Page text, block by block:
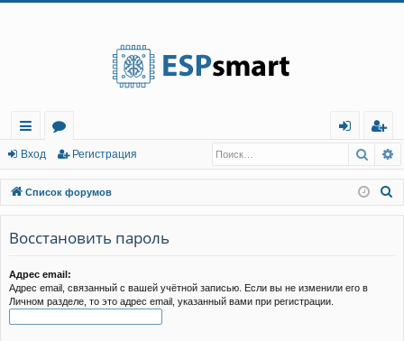
с
ы
лк
и
о
ру
м
ы
д
г
ис
тр
Вход Регистрация
Список форумов
Восстановить пароль
Адрес email:
Адрес email, связанный с вашей учётной записью. Если вы не изменили его в
Личном разделе, то это адрес email, указанный вами при регистрации.